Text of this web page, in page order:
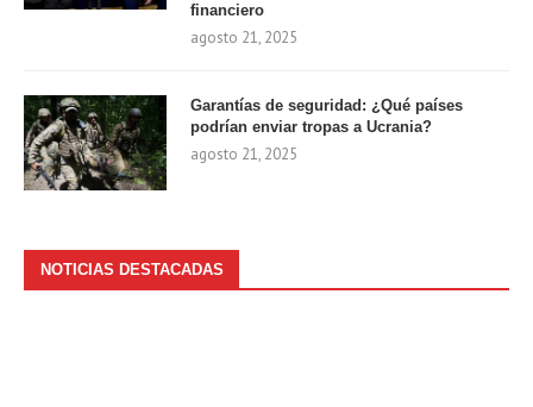
financiero
agosto 21, 2025
Garantías de seguridad: ¿Qué países
podrían enviar tropas a Ucrania?
agosto 21, 2025
NOTICIAS DESTACADAS